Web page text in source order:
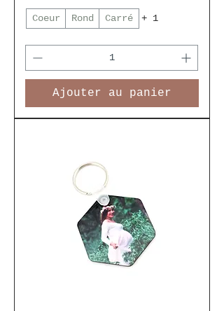
Coeur Rond Carré + 1
Ajouter au panier